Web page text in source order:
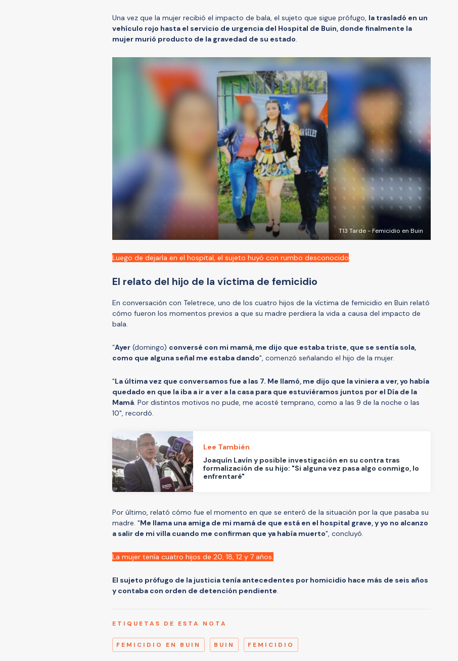
Una vez que la mujer recibió el impacto de bala, el sujeto que sigue prófugo, la trasladó en un
vehículo rojo hasta el servicio de urgencia del Hospital de Buin, donde finalmente la
mujer murió producto de la gravedad de su estado.
T13 Tarde - Femicidio en Buin
Luego de dejarla en el hospital, el sujeto huyó con rumbo desconocido.
El relato del hijo de la víctima de femicidio
En conversación con Teletrece, uno de los cuatro hijos de la víctima de femicidio en Buin relató
cómo fueron los momentos previos a que su madre perdiera la vida a causa del impacto de
bala.
“Ayer (domingo) conversé con mi mamá, me dijo que estaba triste, que se sentía sola,
como que alguna señal me estaba dando", comenzó señalando el hijo de la mujer.
"La última vez que conversamos fue a las 7. Me llamó, me dijo que la viniera a ver, yo había
quedado en que la iba a ir a ver a la casa para que estuviéramos juntos por el Día de la
Mamá. Por distintos motivos no pude, me acosté temprano, como a las 9 de la noche o las
10", recordó.
Lee También
Joaquín Lavín y posible investigación en su contra tras
formalización de su hijo: "Si alguna vez pasa algo conmigo, lo
enfrentaré"
Por último, relató cómo fue el momento en que se enteró de la situación por la que pasaba su
madre. "Me llama una amiga de mi mamá de que está en el hospital grave, y yo no alcanzo
a salir de mi villa cuando me confirman que ya había muerto", concluyó.
La mujer tenía cuatro hijos de 20, 18, 12 y 7 años.
El sujeto prófugo de la justicia tenía antecedentes por homicidio hace más de seis años
y contaba con orden de detención pendiente.
ETIQUETAS DE ESTA NOTA
FEMICIDIO EN BUIN BUIN FEMICIDIO